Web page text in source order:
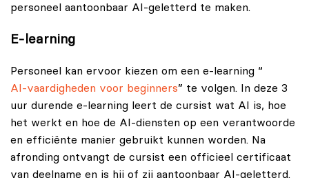
personeel aantoonbaar AI-geletterd te maken.
E-learning
Personeel kan ervoor kiezen om een e-learning “
AI-vaardigheden voor beginners” te volgen. In deze 3
uur durende e-learning leert de cursist wat AI is, hoe
het werkt en hoe de AI-diensten op een verantwoorde
en efficiënte manier gebruikt kunnen worden. Na
afronding ontvangt de cursist een officieel certificaat
van deelname en is hij of zij aantoonbaar AI-geletterd.